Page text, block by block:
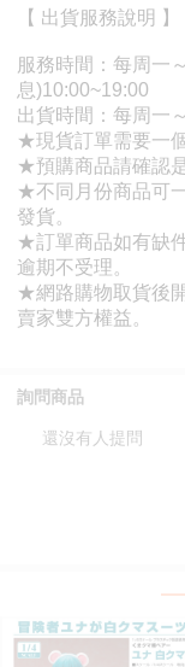
詢問商品
還沒有人提問